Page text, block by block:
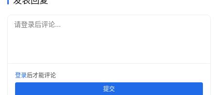
请登录后评论...
登录后才能评论
提交